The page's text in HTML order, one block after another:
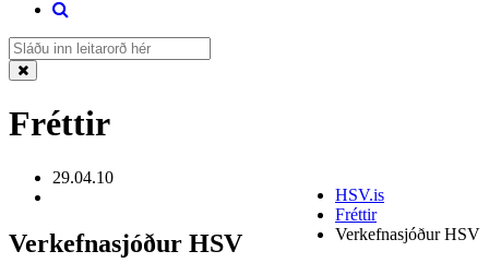
Fréttir
HSV.is
Fréttir
Verkefnasjóður HSV
29.04.10
Verkefnasjóður HSV